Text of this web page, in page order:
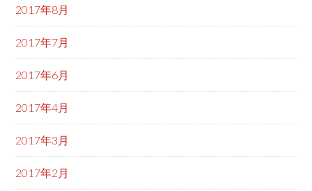
2017年8月
2017年7月
2017年6月
2017年4月
2017年3月
2017年2月